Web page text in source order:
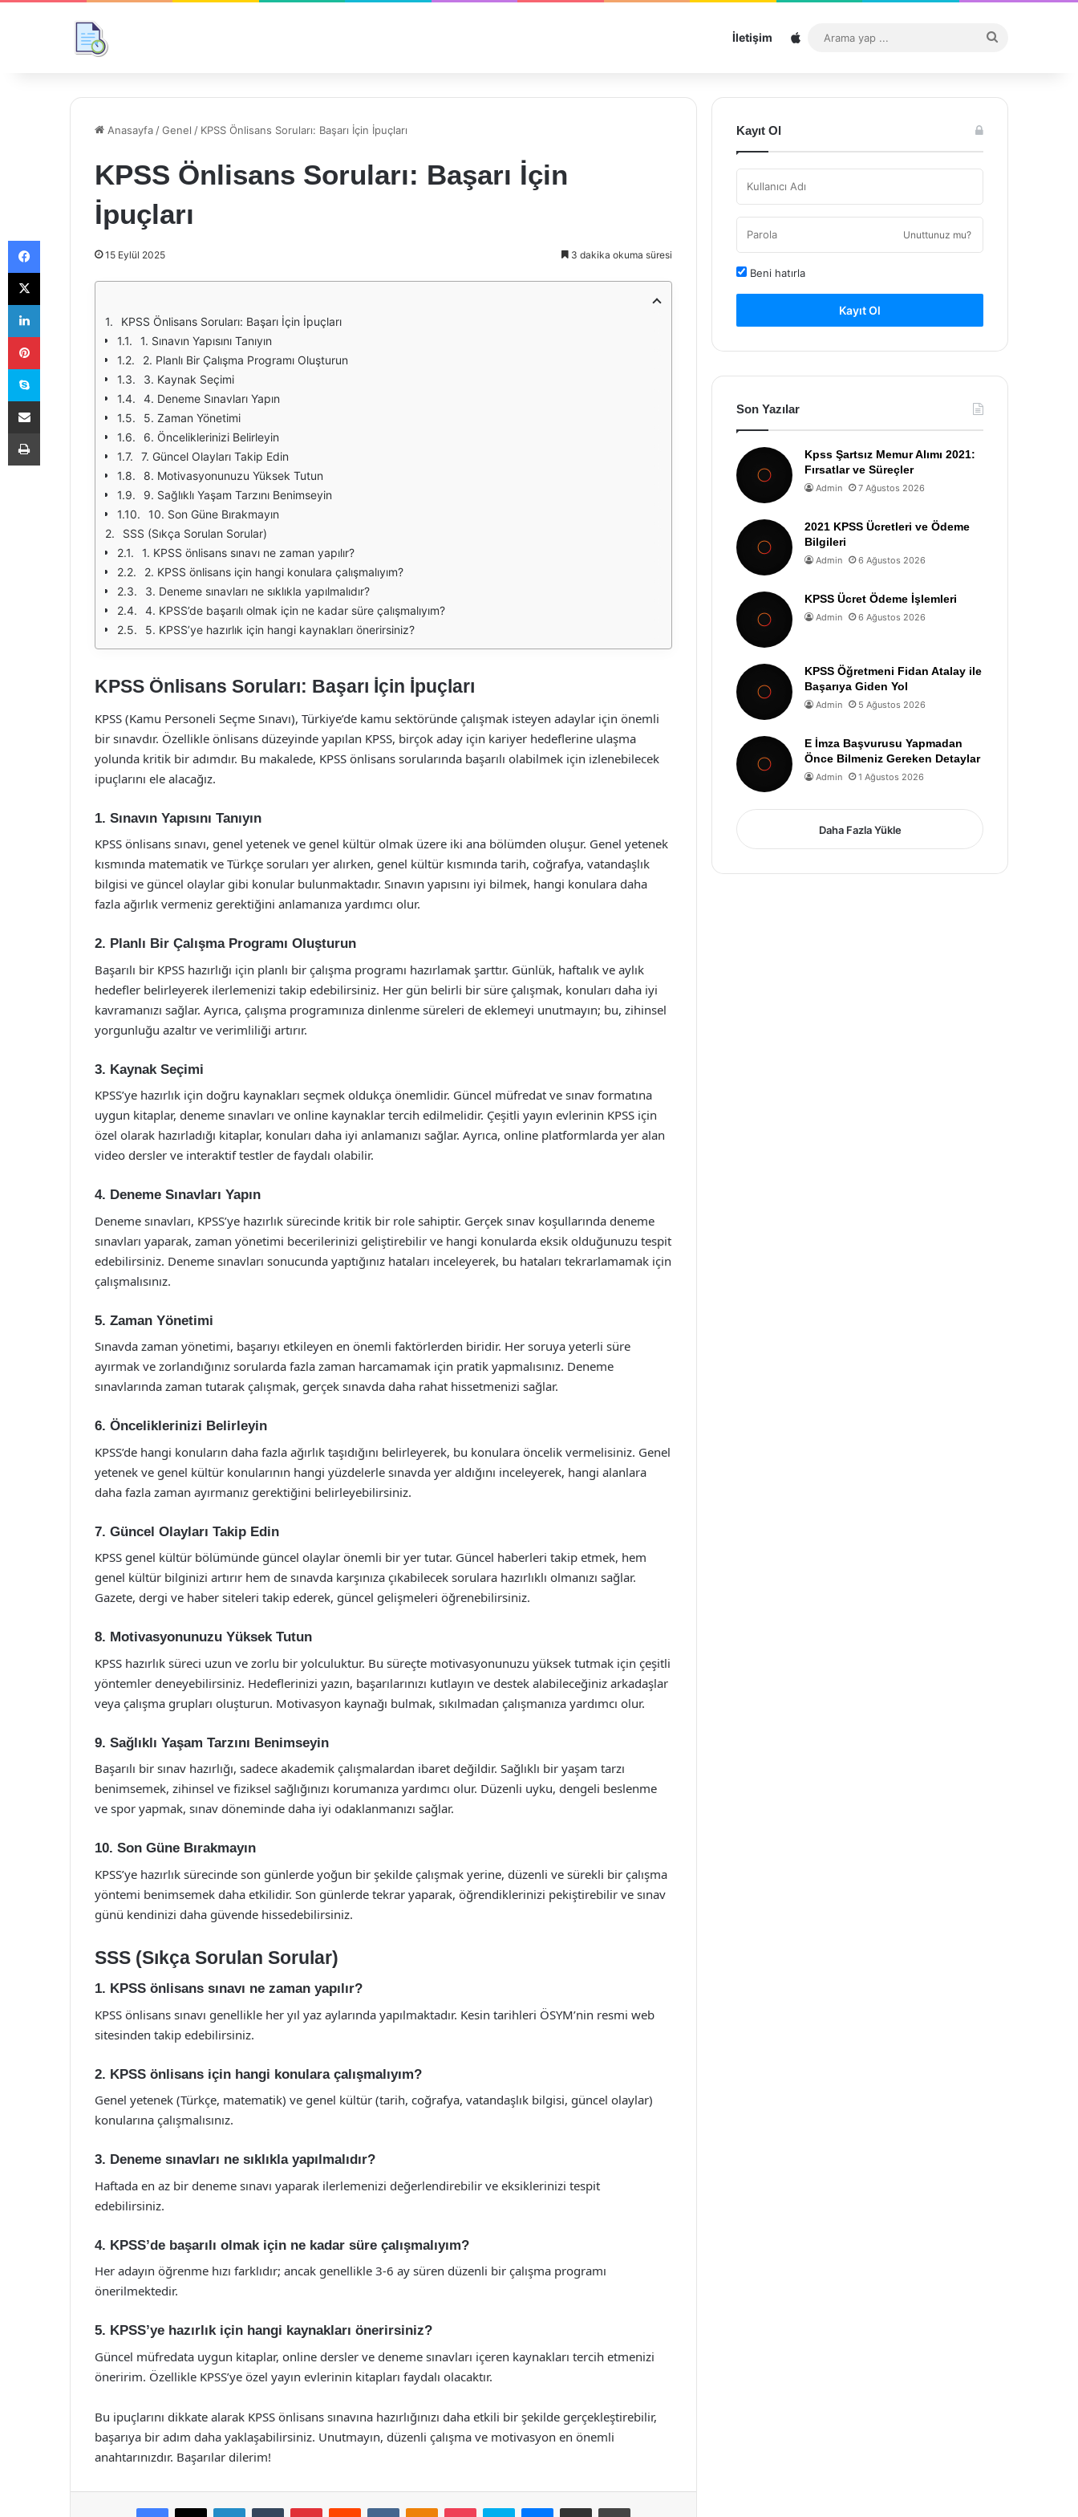
İletişim Sitemap
...
Anasayfa /Genel / KPSS Önlisans Soruları: Başarı İçin İpuçları
KPSS Önlisans Soruları: Başarı İçin
İpuçları
15 Eylül 2025 3 dakika okuma süresi
KPSS Önlisans Soruları: Başarı İçin İpuçları
1. Sınavın Yapısını Tanıyın
2. Planlı Bir Çalışma Programı Oluşturun
3. Kaynak Seçimi
4. Deneme Sınavları Yapın
5. Zaman Yönetimi
6. Önceliklerinizi Belirleyin
7. Güncel Olayları Takip Edin
8. Motivasyonunuzu Yüksek Tutun
9. Sağlıklı Yaşam Tarzını Benimseyin
10. Son Güne Bırakmayın
SSS (Sıkça Sorulan Sorular)
1. KPSS önlisans sınavı ne zaman yapılır?
2. KPSS önlisans için hangi konulara çalışmalıyım?
3. Deneme sınavları ne sıklıkla yapılmalıdır?
4. KPSS’de başarılı olmak için ne kadar süre çalışmalıyım?
5. KPSS’ye hazırlık için hangi kaynakları önerirsiniz?
KPSS Önlisans Soruları: Başarı İçin İpuçları
KPSS (Kamu Personeli Seçme Sınavı), Türkiye’de kamu sektöründe çalışmak isteyen adaylar için önemli
bir sınavdır. Özellikle önlisans düzeyinde yapılan KPSS, birçok aday için kariyer hedeflerine ulaşma
yolunda kritik bir adımdır. Bu makalede, KPSS önlisans sorularında başarılı olabilmek için izlenebilecek
ipuçlarını ele alacağız.
1. Sınavın Yapısını Tanıyın
KPSS önlisans sınavı, genel yetenek ve genel kültür olmak üzere iki ana bölümden oluşur. Genel yetenek
kısmında matematik ve Türkçe soruları yer alırken, genel kültür kısmında tarih, coğrafya, vatandaşlık
bilgisi ve güncel olaylar gibi konular bulunmaktadır. Sınavın yapısını iyi bilmek, hangi konulara daha
fazla ağırlık vermeniz gerektiğini anlamanıza yardımcı olur.
2. Planlı Bir Çalışma Programı Oluşturun
Başarılı bir KPSS hazırlığı için planlı bir çalışma programı hazırlamak şarttır. Günlük, haftalık ve aylık
hedefler belirleyerek ilerlemenizi takip edebilirsiniz. Her gün belirli bir süre çalışmak, konuları daha iyi
kavramanızı sağlar. Ayrıca, çalışma programınıza dinlenme süreleri de eklemeyi unutmayın; bu, zihinsel
yorgunluğu azaltır ve verimliliği artırır.
3. Kaynak Seçimi
KPSS’ye hazırlık için doğru kaynakları seçmek oldukça önemlidir. Güncel müfredat ve sınav formatına
uygun kitaplar, deneme sınavları ve online kaynaklar tercih edilmelidir. Çeşitli yayın evlerinin KPSS için
özel olarak hazırladığı kitaplar, konuları daha iyi anlamanızı sağlar. Ayrıca, online platformlarda yer alan
video dersler ve interaktif testler de faydalı olabilir.
4. Deneme Sınavları Yapın
Deneme sınavları, KPSS’ye hazırlık sürecinde kritik bir role sahiptir. Gerçek sınav koşullarında deneme
sınavları yaparak, zaman yönetimi becerilerinizi geliştirebilir ve hangi konularda eksik olduğunuzu tespit
edebilirsiniz. Deneme sınavları sonucunda yaptığınız hataları inceleyerek, bu hataları tekrarlamamak için
çalışmalısınız.
5. Zaman Yönetimi
Sınavda zaman yönetimi, başarıyı etkileyen en önemli faktörlerden biridir. Her soruya yeterli süre
ayırmak ve zorlandığınız sorularda fazla zaman harcamamak için pratik yapmalısınız. Deneme
sınavlarında zaman tutarak çalışmak, gerçek sınavda daha rahat hissetmenizi sağlar.
6. Önceliklerinizi Belirleyin
KPSS’de hangi konuların daha fazla ağırlık taşıdığını belirleyerek, bu konulara öncelik vermelisiniz. Genel
yetenek ve genel kültür konularının hangi yüzdelerle sınavda yer aldığını inceleyerek, hangi alanlara
daha fazla zaman ayırmanız gerektiğini belirleyebilirsiniz.
7. Güncel Olayları Takip Edin
KPSS genel kültür bölümünde güncel olaylar önemli bir yer tutar. Güncel haberleri takip etmek, hem
genel kültür bilginizi artırır hem de sınavda karşınıza çıkabilecek sorulara hazırlıklı olmanızı sağlar.
Gazete, dergi ve haber siteleri takip ederek, güncel gelişmeleri öğrenebilirsiniz.
8. Motivasyonunuzu Yüksek Tutun
KPSS hazırlık süreci uzun ve zorlu bir yolculuktur. Bu süreçte motivasyonunuzu yüksek tutmak için çeşitli
yöntemler deneyebilirsiniz. Hedeflerinizi yazın, başarılarınızı kutlayın ve destek alabileceğiniz arkadaşlar
veya çalışma grupları oluşturun. Motivasyon kaynağı bulmak, sıkılmadan çalışmanıza yardımcı olur.
9. Sağlıklı Yaşam Tarzını Benimseyin
Başarılı bir sınav hazırlığı, sadece akademik çalışmalardan ibaret değildir. Sağlıklı bir yaşam tarzı
benimsemek, zihinsel ve fiziksel sağlığınızı korumanıza yardımcı olur. Düzenli uyku, dengeli beslenme
ve spor yapmak, sınav döneminde daha iyi odaklanmanızı sağlar.
10. Son Güne Bırakmayın
KPSS’ye hazırlık sürecinde son günlerde yoğun bir şekilde çalışmak yerine, düzenli ve sürekli bir çalışma
yöntemi benimsemek daha etkilidir. Son günlerde tekrar yaparak, öğrendiklerinizi pekiştirebilir ve sınav
günü kendinizi daha güvende hissedebilirsiniz.
SSS (Sıkça Sorulan Sorular)
1. KPSS önlisans sınavı ne zaman yapılır?
KPSS önlisans sınavı genellikle her yıl yaz aylarında yapılmaktadır. Kesin tarihleri ÖSYM’nin resmi web
sitesinden takip edebilirsiniz.
2. KPSS önlisans için hangi konulara çalışmalıyım?
Genel yetenek (Türkçe, matematik) ve genel kültür (tarih, coğrafya, vatandaşlık bilgisi, güncel olaylar)
konularına çalışmalısınız.
3. Deneme sınavları ne sıklıkla yapılmalıdır?
Haftada en az bir deneme sınavı yaparak ilerlemenizi değerlendirebilir ve eksiklerinizi tespit
edebilirsiniz.
4. KPSS’de başarılı olmak için ne kadar süre çalışmalıyım?
Her adayın öğrenme hızı farklıdır; ancak genellikle 3-6 ay süren düzenli bir çalışma programı
önerilmektedir.
5. KPSS’ye hazırlık için hangi kaynakları önerirsiniz?
Güncel müfredata uygun kitaplar, online dersler ve deneme sınavları içeren kaynakları tercih etmenizi
öneririm. Özellikle KPSS’ye özel yayın evlerinin kitapları faydalı olacaktır.
Bu ipuçlarını dikkate alarak KPSS önlisans sınavına hazırlığınızı daha etkili bir şekilde gerçekleştirebilir,
başarıya bir adım daha yaklaşabilirsiniz. Unutmayın, düzenli çalışma ve motivasyon en önemli
anahtarınızdır. Başarılar dilerim!
Facebook
X LinkedInTumblr PinterestReddit VKontakteOdnoklassniki
Pocket Skype Messenger
E-Posta ile paylaş Yazdır
Kayıt Ol
Unuttunuz mu?
Beni hatırla
Kayıt Ol
Son Yazılar
Kpss Şartsız Memur Alımı 2021:
Fırsatlar ve Süreçler
Admin 7 Ağustos 2026
2021 KPSS Ücretleri ve Ödeme
Bilgileri
Admin 6 Ağustos 2026
KPSS Ücret Ödeme İşlemleri
Admin 6 Ağustos 2026
KPSS Öğretmeni Fidan Atalay ile
Başarıya Giden Yol
Admin 5 Ağustos 2026
E İmza Başvurusu Yapmadan
Önce Bilmeniz Gereken Detaylar
Admin 1 Ağustos 2026
Daha Fazla Yükle
Facebook
X
LinkedIn
Pinterest
Skype
E-Posta ile paylaş